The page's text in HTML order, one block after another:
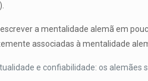
a mentalidade alemã em
associadas à mentalidade
e confiabilidade: os alemães